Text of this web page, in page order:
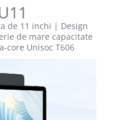
de 11 inchi | Design
de mare capacitate
core Unisoc T606